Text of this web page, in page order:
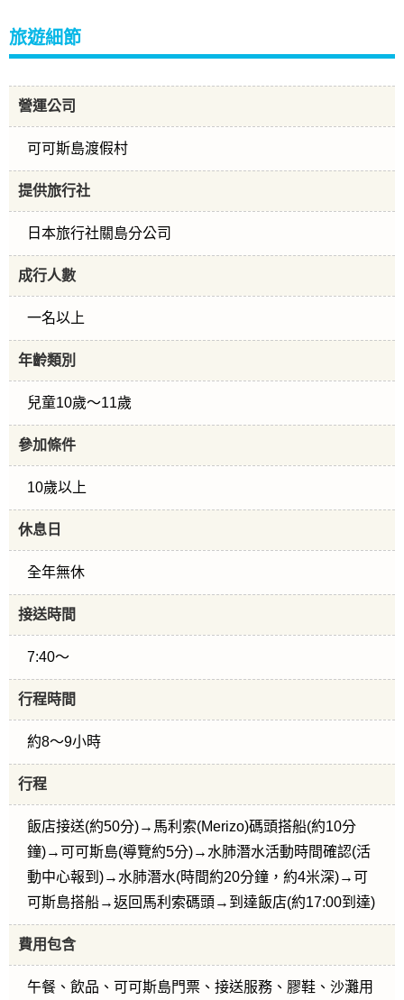
旅遊細節
營運公司
可可斯島渡假村
提供旅行社
日本旅行社關島分公司
成行人數
一名以上
年齡類別
兒童10歲～11歲
參加條件
10歲以上
休息日
全年無休
接送時間
7:40～
行程時間
約8～9小時
行程
飯店接送(約50分)→馬利索(Merizo)碼頭搭船(約10分
鐘)→可可斯島(導覽約5分)→水肺潛水活動時間確認(活
動中心報到)→水肺潛水(時間約20分鐘，約4米深)→可
可斯島搭船→返回馬利索碼頭→到達飯店(約17:00到達)
費用包含
午餐、飲品、可可斯島門票、接送服務、膠鞋、沙灘用